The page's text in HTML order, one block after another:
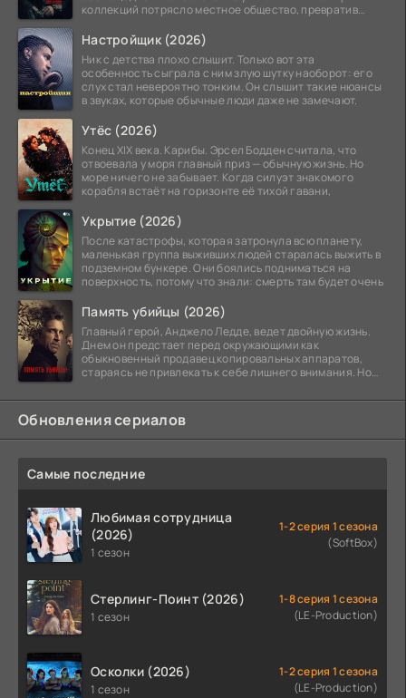
коллекций потрясло местное общество, превратив
Настройщик (2026)
Ник с детства плохо слышит. Только вот эта
особенность сыграла с ним злую шутку наоборот: его
слух стал невероятно тонким. Он слышит такие нюансы
в звуках, которые обычные люди даже не замечают.
Утёс (2026)
Конец XIX века. Карибы. Эрсел Бодден считала, что
отвоевала у моря главный приз — обычную жизнь. Но
море ничего не забывает. Когда силуэт знакомого
корабля встаёт на горизонте её тихой гавани,
Укрытие (2026)
После катастрофы, которая затронула всю планету,
маленькая группа выживших людей старалась выжить в
подземном бункере. Они боялись подниматься на
поверхность, потому что знали: смерть там будет очень
Память убийцы (2026)
Главный герой, Анджело Ледде, ведет двойную жизнь.
Днем он предстает перед окружающими как
обыкновенный продавец копировальных аппаратов,
стараясь не привлекать к себе лишнего внимания. Но
Обновления сериалов
Самые последние
Любимая сотрудница
(2026)
1 сезон
1-2 серия 1 сезона
(SoftBox)
Стерлинг-Поинт (2026)
1 сезон
1-8 серия 1 сезона
(LE-Production)
Осколки (2026)
1 сезон
1-2 серия 1 сезона
(LE-Production)